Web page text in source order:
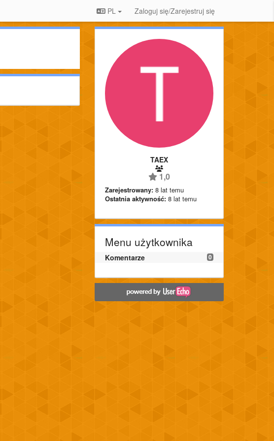
PL Zaloguj się/Zarejestruj się
TAEX
1,0
Zarejestrowany: 8 lat temu
Ostatnia aktywność: 8 lat temu
Menu użytkownika
0
Komentarze